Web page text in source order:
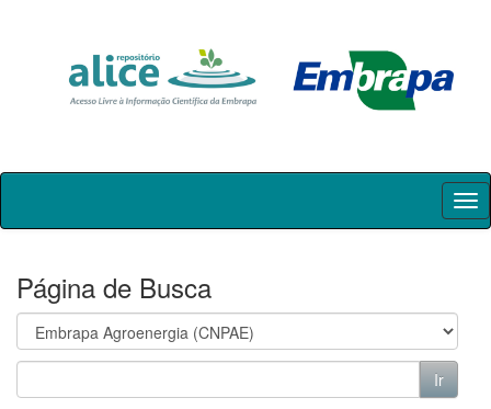
Skip
Página de Busca